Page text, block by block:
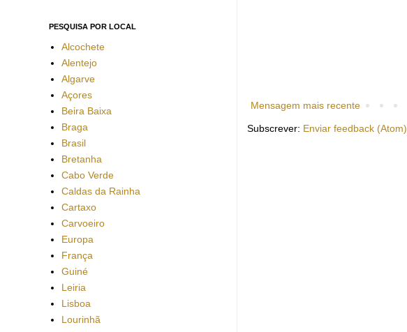
Mensagem mais recente
Subscrever: Enviar feedback (Atom)
PESQUISA POR LOCAL
Alcochete
Alentejo
Algarve
Açores
Beira Baixa
Braga
Brasil
Bretanha
Cabo Verde
Caldas da Rainha
Cartaxo
Carvoeiro
Europa
França
Guiné
Leiria
Lisboa
Lourinhã